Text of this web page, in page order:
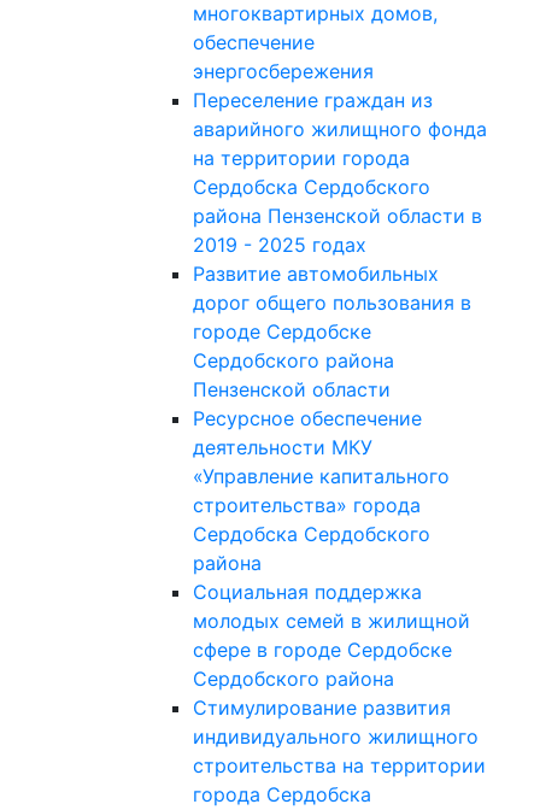
многоквартирных домов,
обеспечение
энергосбережения
Переселение граждан из
аварийного жилищного фонда
на территории города
Сердобска Сердобского
района Пензенской области в
2019 - 2025 годах
Развитие автомобильных
дорог общего пользования в
городе Сердобске
Сердобского района
Пензенской области
Ресурсное обеспечение
деятельности МКУ
«Управление капитального
строительства» города
Сердобска Сердобского
района
Социальная поддержка
молодых семей в жилищной
сфере в городе Сердобске
Сердобского района
Стимулирование развития
индивидуального жилищного
строительства на территории
города Сердобска